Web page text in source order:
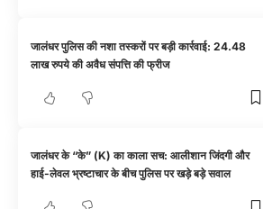
जालंधर पुलिस की नशा तस्करों पर बड़ी कार्रवाई: 24.48
लाख रुपये की अवैध संपत्ति की फ्रीज
जालंधर के “के” (K) का काला सच: आलीशान जिंदगी और
हाई-लेवल भ्रष्टाचार के बीच पुलिस पर खड़े बड़े सवाल